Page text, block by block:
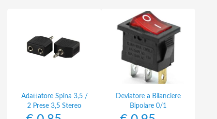
Adattatore Spina 3,5 /
2 Prese 3,5 Stereo
Deviatore a Bilanciere
Bipolare 0/1